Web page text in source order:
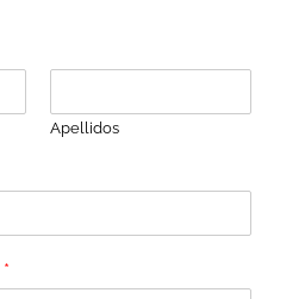
Apellidos
*